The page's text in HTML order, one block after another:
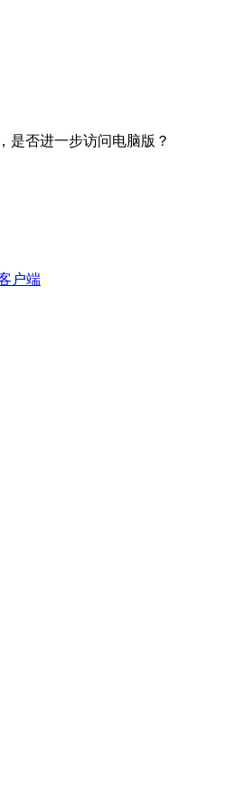
是否进一步访问电脑版？
户端